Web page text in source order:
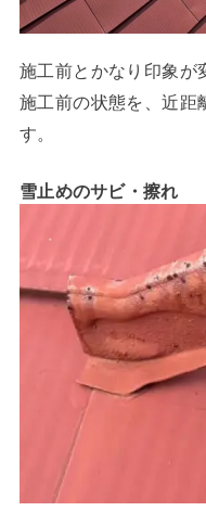
施工前とかなり印象が
施工前の状態を、近距
す。
雪止めのサビ・擦れ